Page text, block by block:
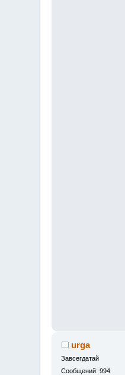
urga
Завсегдатай
Сообщений: 994